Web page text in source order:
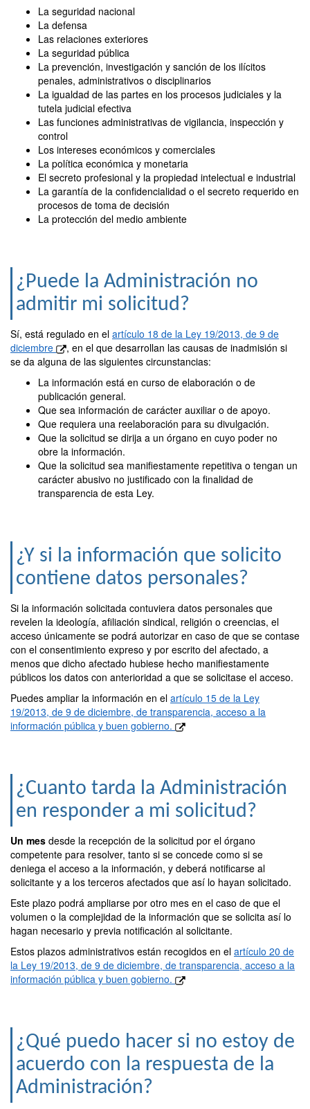
La seguridad nacional
La defensa
Las relaciones exteriores
La seguridad pública
La prevención, investigación y sanción de los ilícitos
penales, administrativos o disciplinarios
La igualdad de las partes en los procesos judiciales y la
tutela judicial efectiva
Las funciones administrativas de vigilancia, inspección y
control
Los intereses económicos y comerciales
La política económica y monetaria
El secreto profesional y la propiedad intelectual e industrial
La garantía de la confidencialidad o el secreto requerido en
procesos de toma de decisión
La protección del medio ambiente
¿Puede la Administración no
admitir mi solicitud?
Sí, está regulado en el artículo 18 de la Ley 19/2013, de 9 de
diciembre
, en el que desarrollan las causas de inadmisión si
se da alguna de las siguientes circunstancias:
La información está en curso de elaboración o de
publicación general.
Que sea información de carácter auxiliar o de apoyo.
Que requiera una reelaboración para su divulgación.
Que la solicitud se dirija a un órgano en cuyo poder no
obre la información.
Que la solicitud sea manifiestamente repetitiva o tengan un
carácter abusivo no justificado con la finalidad de
transparencia de esta Ley.
¿Y si la información que solicito
contiene datos personales?
Si la información solicitada contuviera datos personales que
revelen la ideología, afiliación sindical, religión o creencias, el
acceso únicamente se podrá autorizar en caso de que se contase
con el consentimiento expreso y por escrito del afectado, a
menos que dicho afectado hubiese hecho manifiestamente
públicos los datos con anterioridad a que se solicitase el acceso.
Puedes ampliar la información en el artículo 15 de la Ley
19/2013, de 9 de diciembre, de transparencia, acceso a la
información pública y buen gobierno.
¿Cuanto tarda la Administración
en responder a mi solicitud?
Un mes desde la recepción de la solicitud por el órgano
competente para resolver, tanto si se concede como si se
deniega el acceso a la información, y deberá notificarse al
solicitante y a los terceros afectados que así lo hayan solicitado.
Este plazo podrá ampliarse por otro mes en el caso de que el
volumen o la complejidad de la información que se solicita así lo
hagan necesario y previa notificación al solicitante.
Estos plazos administrativos están recogidos en el artículo 20 de
la Ley 19/2013, de 9 de diciembre, de transparencia, acceso a la
información pública y buen gobierno.
¿Qué puedo hacer si no estoy de
acuerdo con la respuesta de la
Administración?